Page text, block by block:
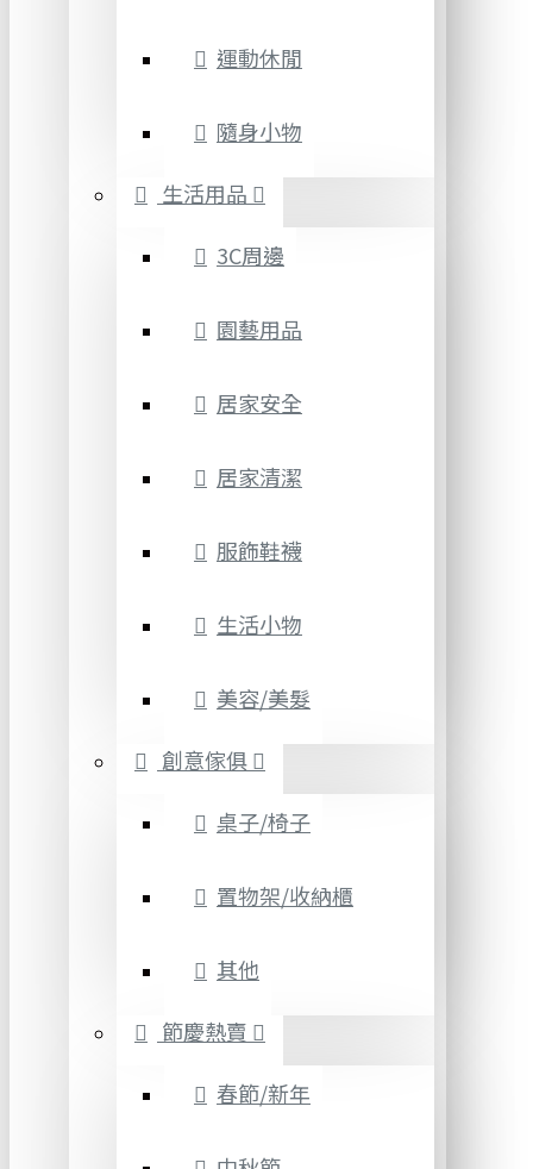
運動休閒
隨身小物
生活用品
3C周邊
園藝用品
居家安全
居家清潔
服飾鞋襪
生活小物
美容/美髮
創意傢俱
桌子/椅子
置物架/收納櫃
其他
節慶熱賣
春節/新年